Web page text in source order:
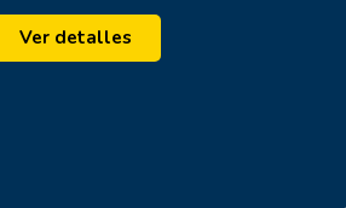
Ver detalles